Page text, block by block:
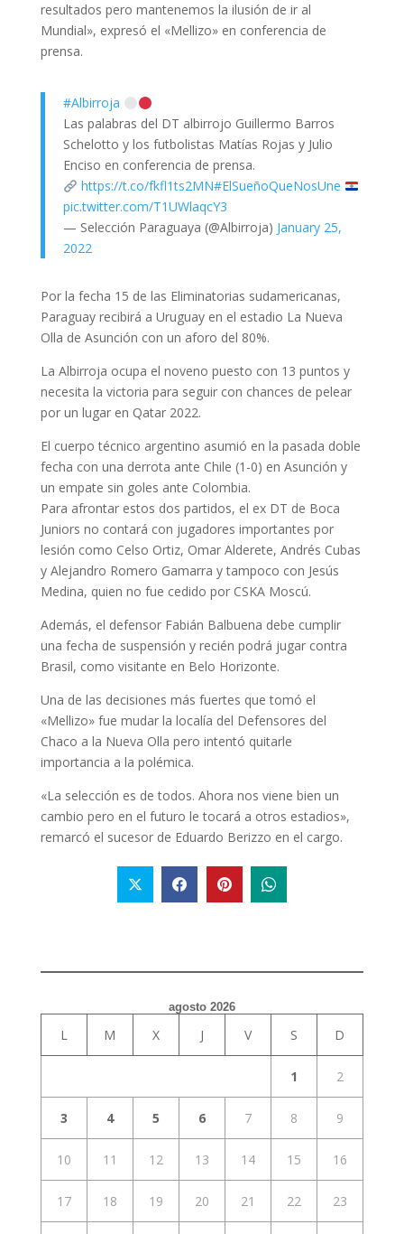
resultados pero mantenemos la ilusión de ir al
Mundial», expresó el «Mellizo» en conferencia de
prensa.
#Albirroja
Las palabras del DT albirrojo Guillermo Barros
Schelotto y los futbolistas Matías Rojas y Julio
Enciso en conferencia de prensa.
https://t.co/fkfl1ts2MN#ElSueñoQueNosUne
pic.twitter.com/T1UWlaqcY3
— Selección Paraguaya (@Albirroja) January 25,
2022
Por la fecha 15 de las Eliminatorias sudamericanas,
Paraguay recibirá a Uruguay en el estadio La Nueva
Olla de Asunción con un aforo del 80%.
La Albirroja ocupa el noveno puesto con 13 puntos y
necesita la victoria para seguir con chances de pelear
por un lugar en Qatar 2022.
El cuerpo técnico argentino asumió en la pasada doble
fecha con una derrota ante Chile (1-0) en Asunción y
un empate sin goles ante Colombia.
Para afrontar estos dos partidos, el ex DT de Boca
Juniors no contará con jugadores importantes por
lesión como Celso Ortiz, Omar Alderete, Andrés Cubas
y Alejandro Romero Gamarra y tampoco con Jesús
Medina, quien no fue cedido por CSKA Moscú.
Además, el defensor Fabián Balbuena debe cumplir
una fecha de suspensión y recién podrá jugar contra
Brasil, como visitante en Belo Horizonte.
Una de las decisiones más fuertes que tomó el
«Mellizo» fue mudar la localía del Defensores del
Chaco a la Nueva Olla pero intentó quitarle
importancia a la polémica.
«La selección es de todos. Ahora nos viene bien un
cambio pero en el futuro le tocará a otros estadios»,
remarcó el sucesor de Eduardo Berizzo en el cargo.
agosto 2026
L M X J V S D
1 2
3 4 5 6 7 8 9
10 11 12 13 14 15 16
17 18 19 20 21 22 23